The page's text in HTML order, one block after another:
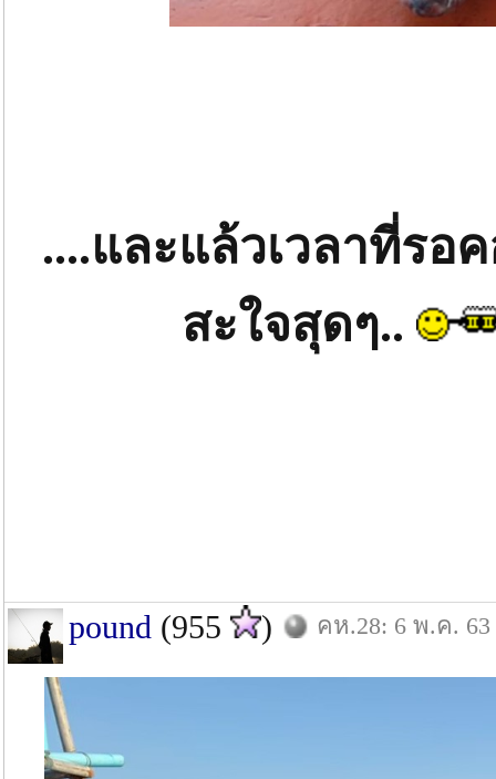
....และแล้วเวลาที่ร
สะใจสุดๆ..
pound (955 ) คห.28: 6 พ.ค. 63